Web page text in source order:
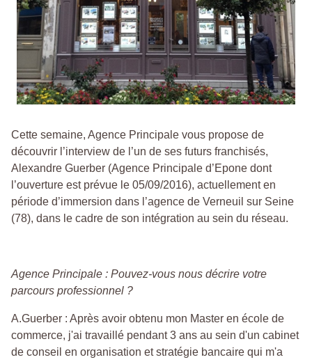
Cette semaine, Agence Principale vous propose de
découvrir l’interview de l’un de ses futurs franchisés,
Alexandre Guerber (Agence Principale d’Epone dont
l’ouverture est prévue le 05/09/2016), actuellement en
période d’immersion dans l’agence de Verneuil sur Seine
(78), dans le cadre de son intégration au sein du réseau.
Agence Principale : Pouvez-vous nous décrire votre
parcours professionnel ?
A.Guerber : Après avoir obtenu mon Master en école de
commerce, j'ai travaillé pendant 3 ans au sein d'un cabinet
de conseil en organisation et stratégie bancaire qui m'a